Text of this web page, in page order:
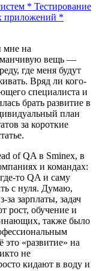
* Тестирование
приложений *
мне на
вещь —
где меня будут
Вряд ли кого-
специалиста и
брать развитие в
план
за короткие
of QA в Sminex, в
и командах:
то QA и саму
с нуля. Думаю,
зарплаты, задач
рост, обучение и
также было
«развитие» на
не
кидают в воду и